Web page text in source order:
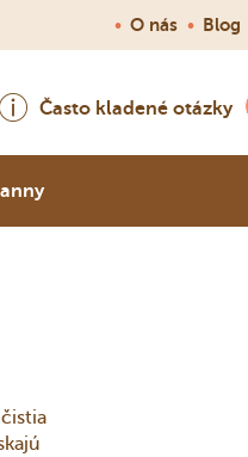
• O nás • Blog
Často kladené otázky